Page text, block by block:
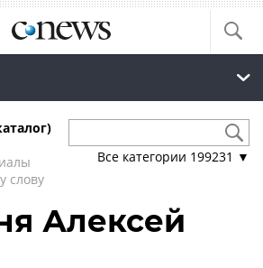
слову
Все категории 199231 ▼
Алексей